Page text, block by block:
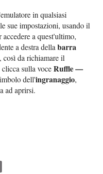
in qualsiasi
sue impostazioni, usando il
a quest'ultimo,
a destra dellabarra
da richiamare il
clicca sulla voceRuffle —
dell'ingranaggio,
ad aprirsi.